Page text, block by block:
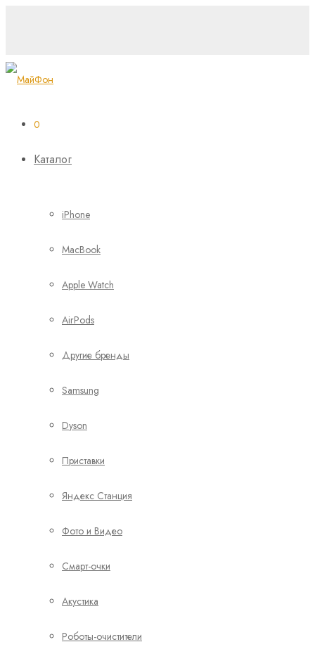
0
Каталог
iPhone
MacBook
Apple Watch
AirPods
Другие бренды
Samsung
Dyson
Приставки
Яндекс Станция
Фото и Видео
Смарт-очки
Акустика
Роботы-очистители